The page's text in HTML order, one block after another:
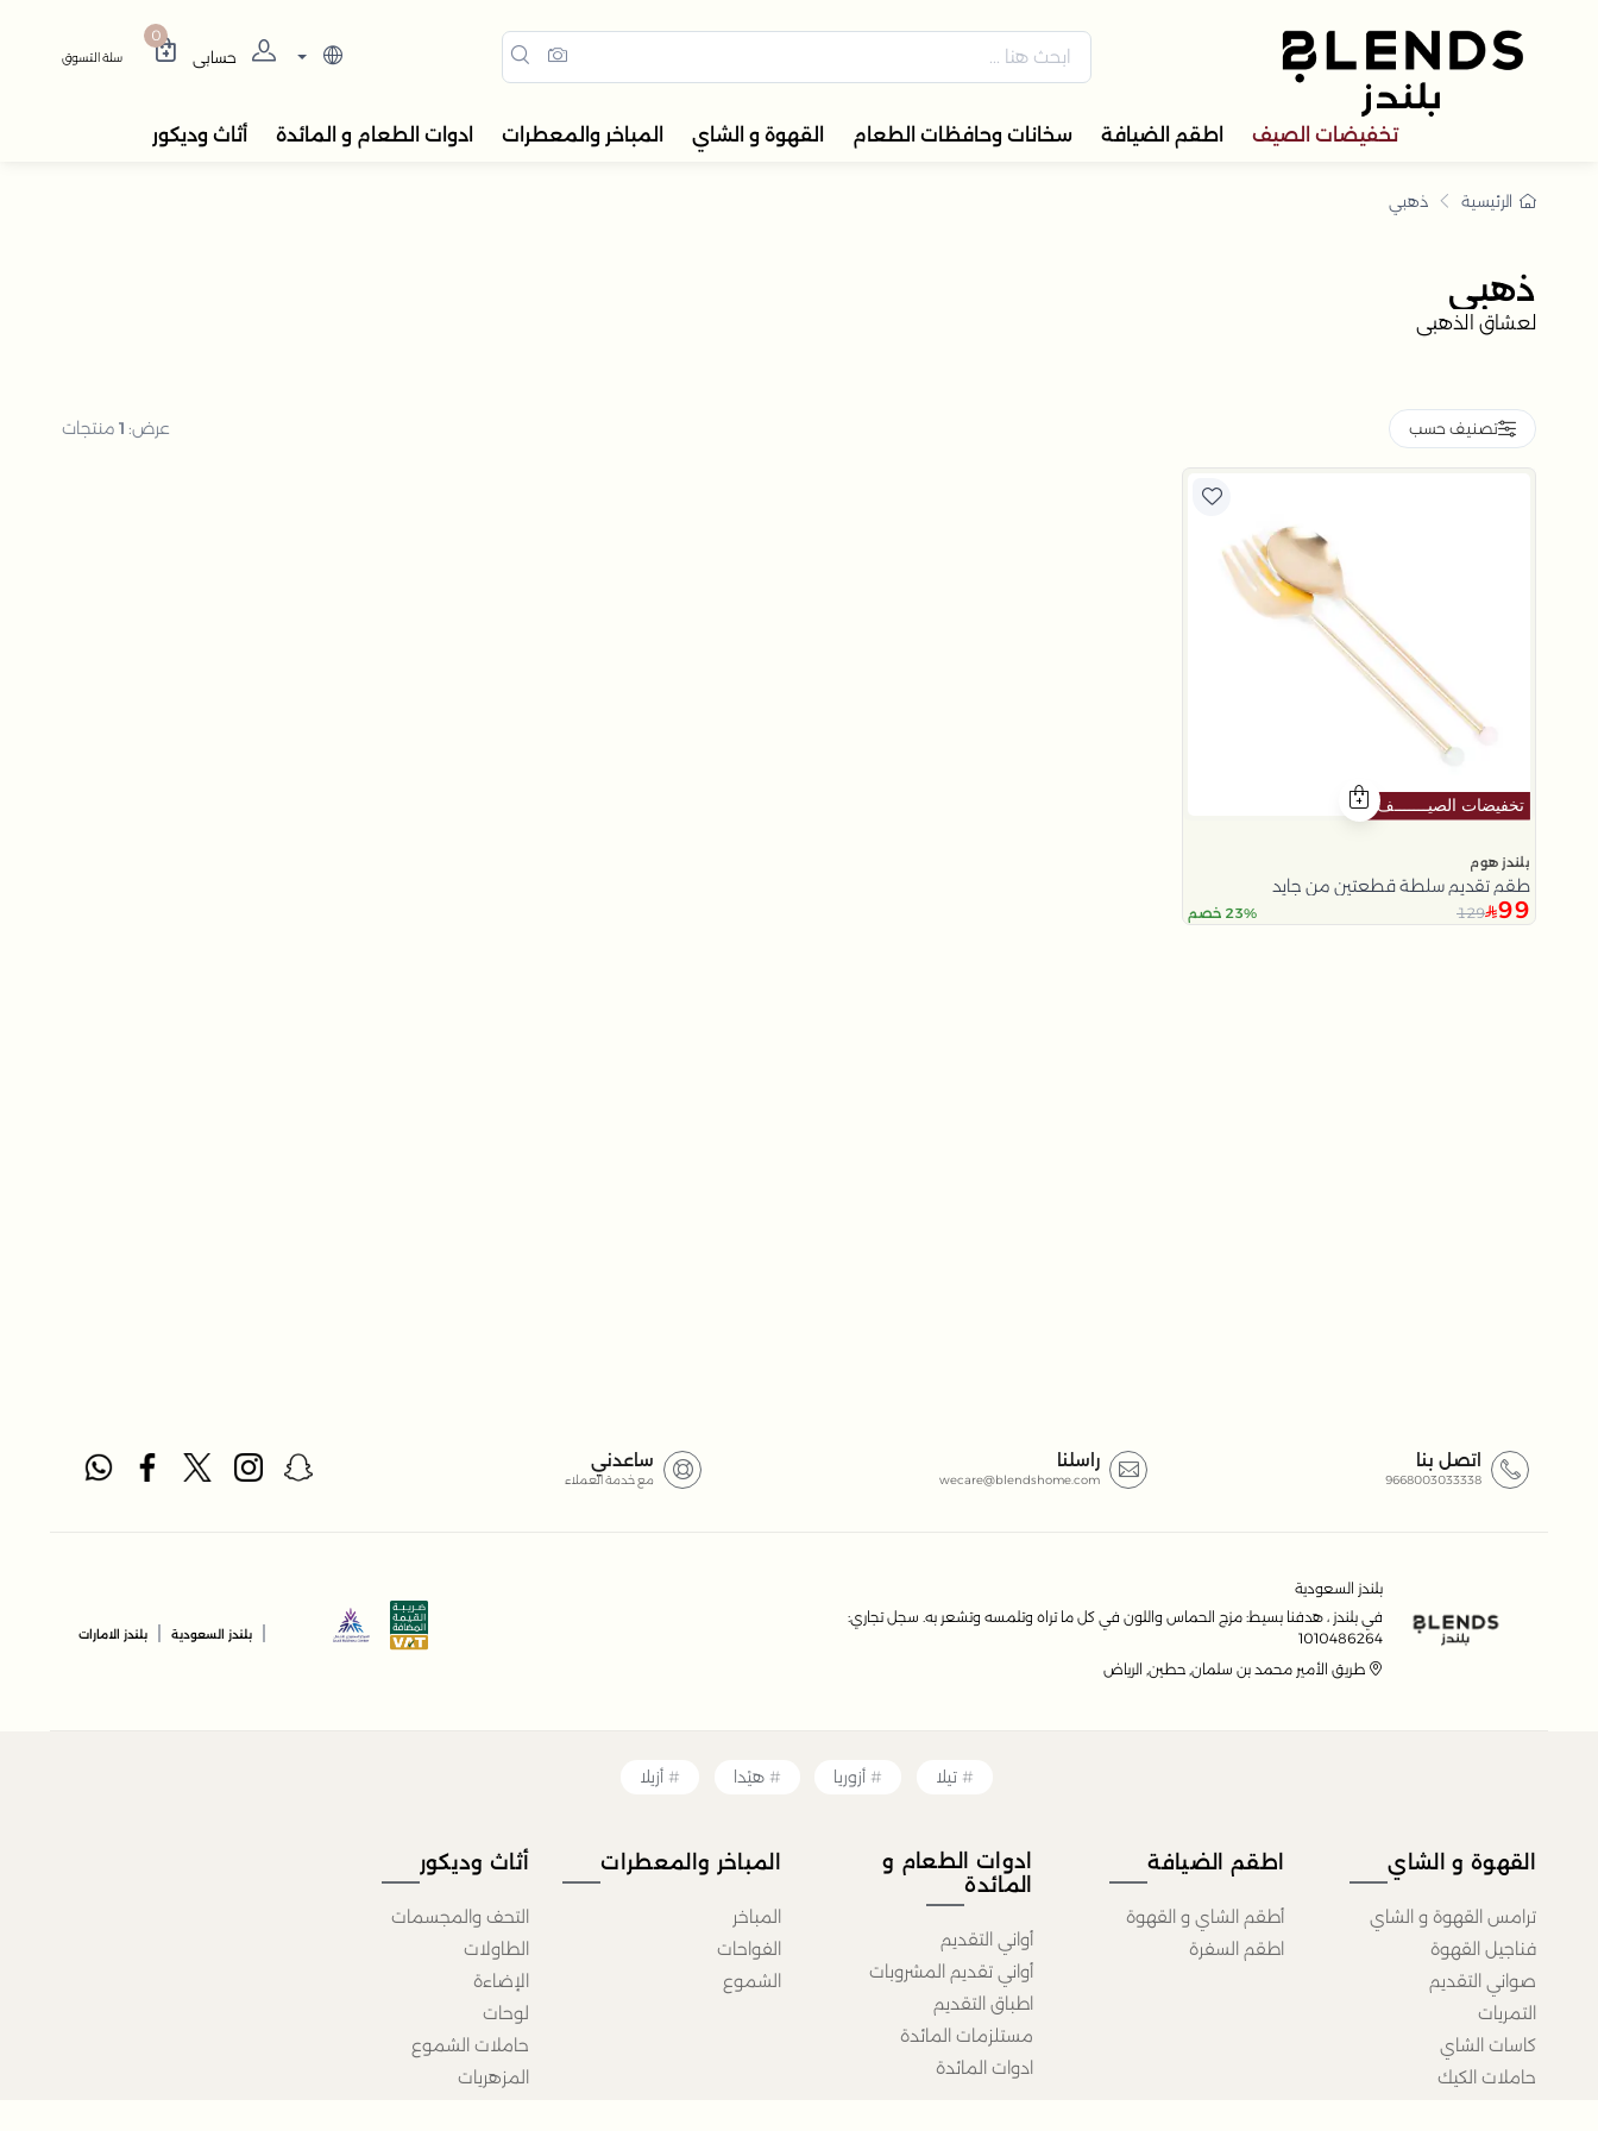
ذهبي
اكتشف في بلندز السعودية تشكيلة تضم ترامس القهوة والشاي، أدوات المائدة، المباخر،
حسابي
0
سلة التسوق
تخفيضات الصيف اطقم الضيافة سخانات وحافظات الطعام القهوة و الشاي المباخر والمعطرات ادوات الطعام و المائدة أثاث وديكور
الرئيسية ذهبي
ذهبي
لعشاق الذهبي
تصنيف حسب عرض: 1 منتجات
بلندز هوم
طقم تقديم سلطة قطعتين من جايد
99
129 23% خصم
اتصل بنا
9668003033338
راسلنا
wecare@blendshome.com
ساعدني
مع خدمة العملاء
بلندز السعودية
في بلندز ، هدفنا بسيط: مزج الحماس واللون في كل ما تراه وتلمسه وتشعر به. سجل تجاري:
1010486264
طريق الأمير محمد بن سلمان, حطين, الرياض
بلندز السعودية بلندز الامارات
تيلا أزوريا هيْدا أزيلا
القهوة و الشاي
ترامس القهوة و الشاي
فناجيل القهوة
صواني التقديم
التمريات
كاسات الشاي
حاملات الكيك
اطقم الضيافة
أطقم الشاي و القهوة
اطقم السفرة
ادوات الطعام و
المائدة
أواني التقديم
أواني تقديم المشروبات
اطباق التقديم
مستلزمات المائدة
ادوات المائدة
المباخر والمعطرات
المباخر
الفواحات
الشموع
أثاث وديكور
التحف والمجسمات
الطاولات
الإضاءة
لوحات
حاملات الشموع
المزهريات